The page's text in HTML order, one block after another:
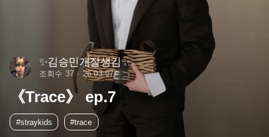
✨️김승민개잘생김✨️
조회수 37 26.03.07
《Trace》 ep.7
#straykids #trace